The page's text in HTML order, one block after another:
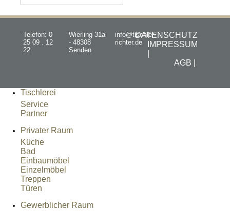
Telefon: 0
25 09 . 12
22
Wierling 31a
- 48308
Senden
info@tischler-
richter.de
DATENSCHUTZ
IMPRESSUM
AGB |
Tischlerei
Service
Partner
Privater Raum
Küche
Bad
Einbaumöbel
Einzelmöbel
Treppen
Türen
Gewerblicher Raum